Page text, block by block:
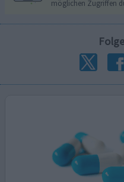
möglichen Zugriffen